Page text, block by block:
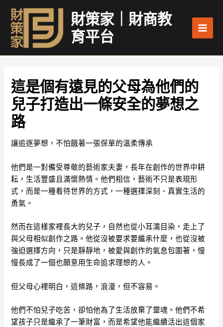
內
財策家｜財商教
育平台
這是個有遠見的父母為他們的
兒子打造出一條安全的夢想之
路
讓追逐夢想，不怕餓著一張保單的溫柔傳承
他們是一對備受尊敬的藝術家夫妻，長年在創作的世界中耕
耘，生活豐盛且滿懷熱情。他們相信，藝術不只是表現形
式，而是一種看待世界的方式，一種選擇深刻、真實生活的
勇氣。
然而在這樣家裡長大的兒子，自然也從小耳濡目染，走上了
與父母相似創作之路。他從沒被要求要繼承什麼，也從沒被
強迫選擇方向，只是靜靜地，被愛與創作的氣息包圍著，慢
慢長成了一個也願意用生命追求理想的人。
但父母心裡明白，這條路，浪漫，但不容易。
他們不怕兒子吃苦，卻怕他為了生活放棄了靈魂。他們不希
望孩子只是繼承了一筆財富，而是希望他能繼續活出這個家